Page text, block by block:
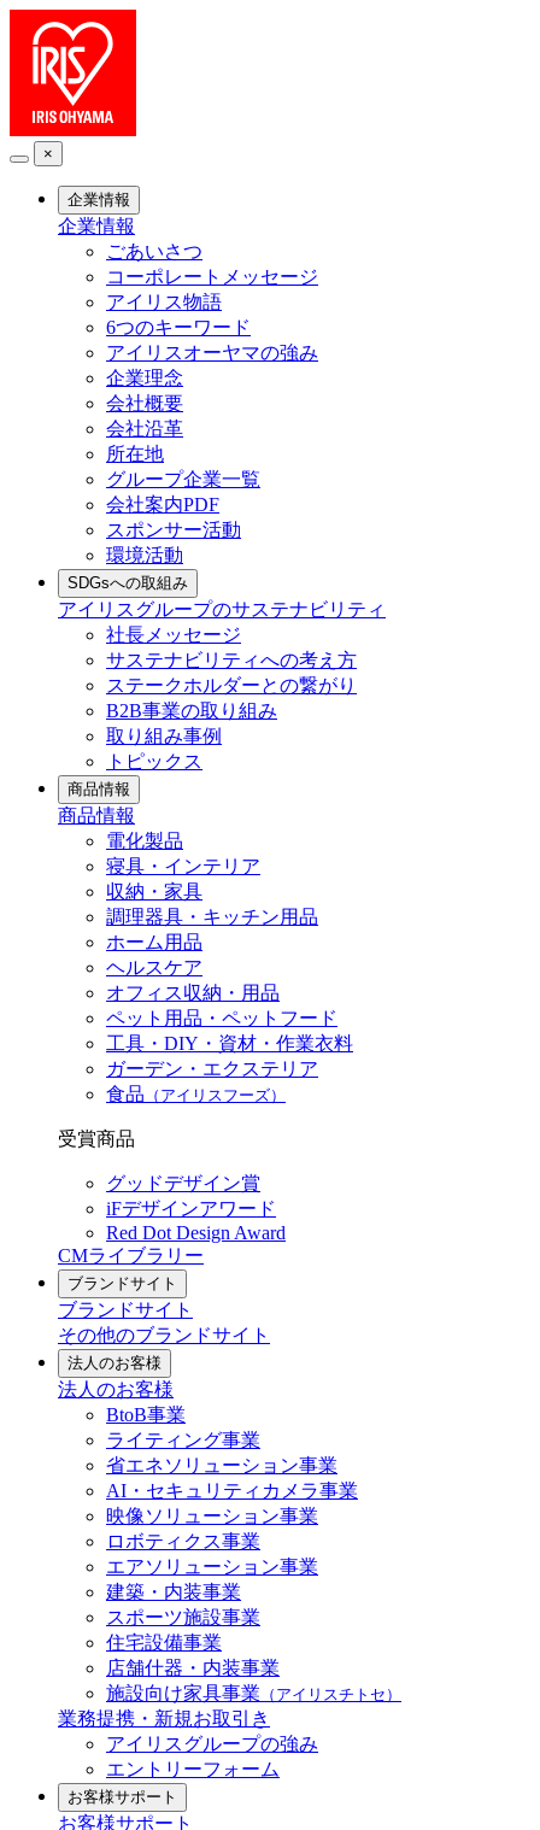
×
企業情報
企業情報
ごあいさつ
コーポレートメッセージ
アイリス物語
6つのキーワード
アイリスオーヤマの強み
企業理念
会社概要
会社沿革
所在地
グループ企業一覧
会社案内PDF
スポンサー活動
環境活動
SDGsへの取組み
アイリスグループのサステナビリティ
社長メッセージ
サステナビリティへの考え方
ステークホルダーとの繋がり
B2B事業の取り組み
取り組み事例
トピックス
商品情報
商品情報
電化製品
寝具・インテリア
収納・家具
調理器具・キッチン用品
ホーム用品
ヘルスケア
オフィス収納・用品
ペット用品・ペットフード
工具・DIY・資材・作業衣料
ガーデン・エクステリア
食品 （アイリスフーズ）
受賞商品
グッドデザイン賞
iFデザインアワード
Red Dot Design Award
CMライブラリー
ブランドサイト
ブランドサイト
その他のブランドサイト
法人のお客様
法人のお客様
BtoB事業
ライティング事業
省エネソリューション事業
AI・セキュリティカメラ事業
映像ソリューション事業
ロボティクス事業
エアソリューション事業
建築・内装事業
スポーツ施設事業
住宅設備事業
店舗什器・内装事業
施設向け家具事業 （アイリスチトセ）
業務提携・新規お取引き
アイリスグループの強み
エントリーフォーム
お客様サポート
お客様サポート